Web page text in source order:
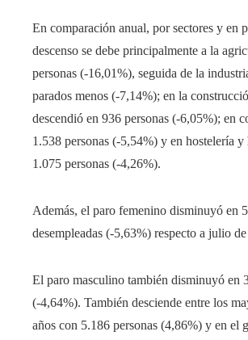
En comparación anual, por sectores y en
descenso se debe principalmente a la
personas (-16,01%), seguida de la
parados menos (-7,14%); en la
descendió en 936 personas (-6,05%); en
1.538 personas (-5,54%) y en hostelería y
1.075 personas (-4,26%).
Además, el paro femenino disminuyó en
desempleadas (-5,63%) respecto a julio
El paro masculino también disminuyó en
(-4,64%). También desciende entre los
años con 5.186 personas (4,86%) y en el